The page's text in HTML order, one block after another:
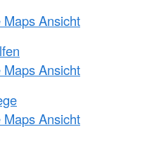
Ansicht
Ansicht
Ansicht